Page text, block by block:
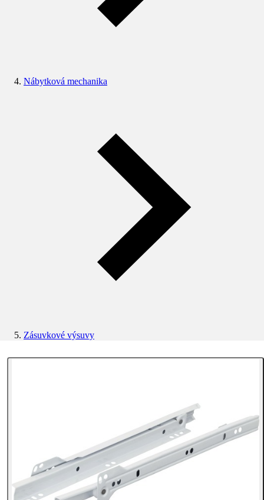
Nábytková mechanika
Zásuvkové výsuvy